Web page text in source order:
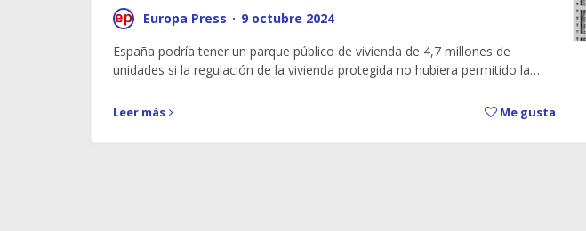
Europa Press · 9 octubre 2024
España podría tener un parque público de vivienda de 4,7 millones de
unidades si la regulación de la vivienda protegida no hubiera permitido la…
Leer más Me gusta